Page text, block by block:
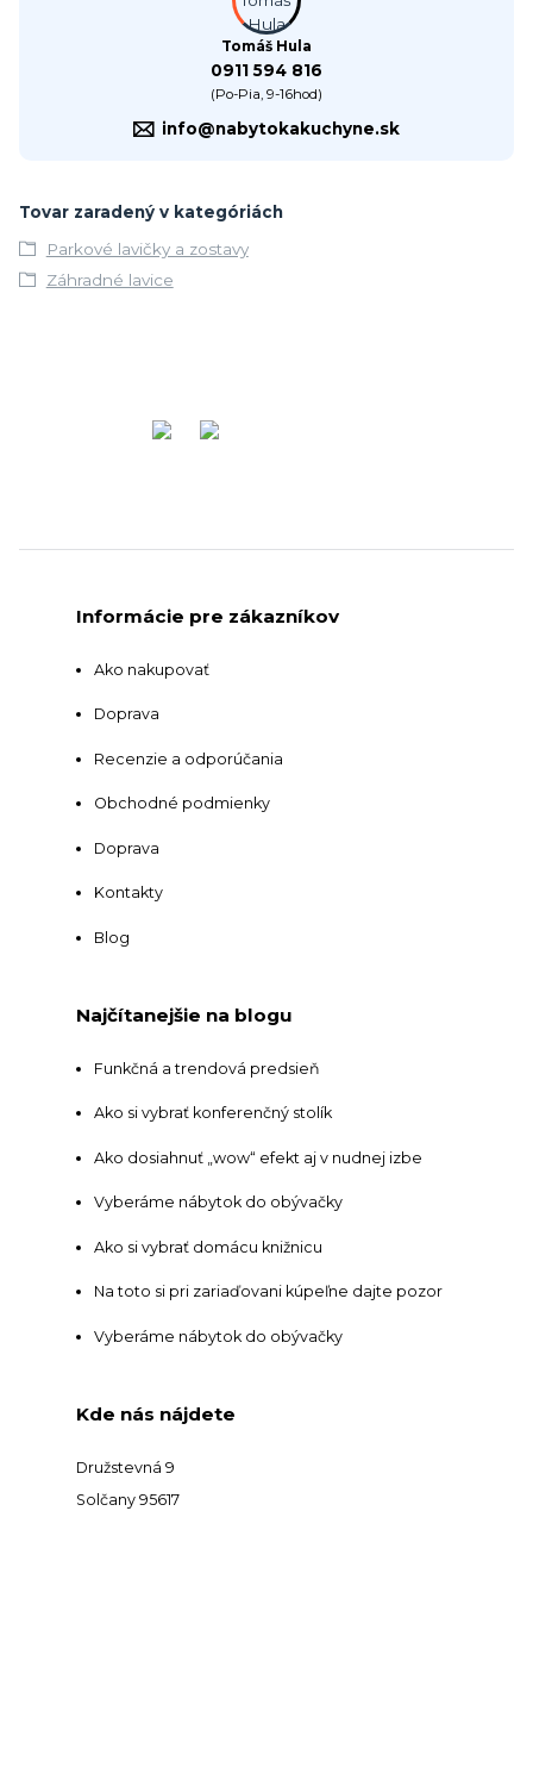
Tomáš Hula
0911 594 816
(Po-Pia, 9-16hod)
info@nabytokakuchyne.sk
Tovar zaradený v kategóriách
Parkové lavičky a zostavy
Záhradné lavice
Informácie pre zákazníkov
Ako nakupovať
Doprava
Recenzie a odporúčania
Obchodné podmienky
Doprava
Kontakty
Blog
Najčítanejšie na blogu
Funkčná a trendová predsieň
Ako si vybrať konferenčný stolík
Ako dosiahnuť „wow“ efekt aj v nudnej izbe
Vyberáme nábytok do obývačky
Ako si vybrať domácu knižnicu
Na toto si pri zariaďovani kúpeľne dajte pozor
Vyberáme nábytok do obývačky
Kde nás nájdete
Družstevná 9
Solčany 95617